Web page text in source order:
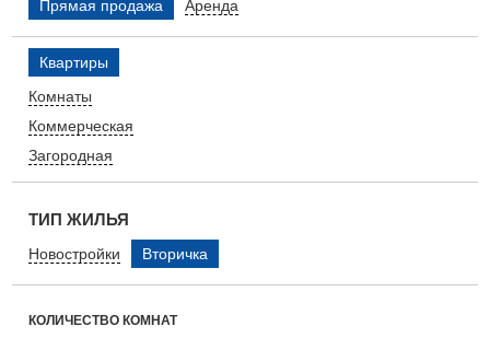
Прямая продажа Аренда
Квартиры
Комнаты
Коммерческая
Загородная
ТИП ЖИЛЬЯ
Новостройки Вторичка
КОЛИЧЕСТВО КОМНАТ